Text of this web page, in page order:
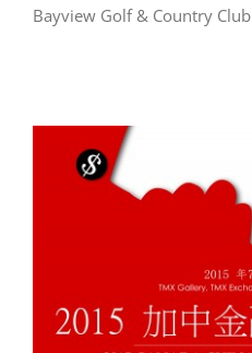
Bayview Golf & Country Club